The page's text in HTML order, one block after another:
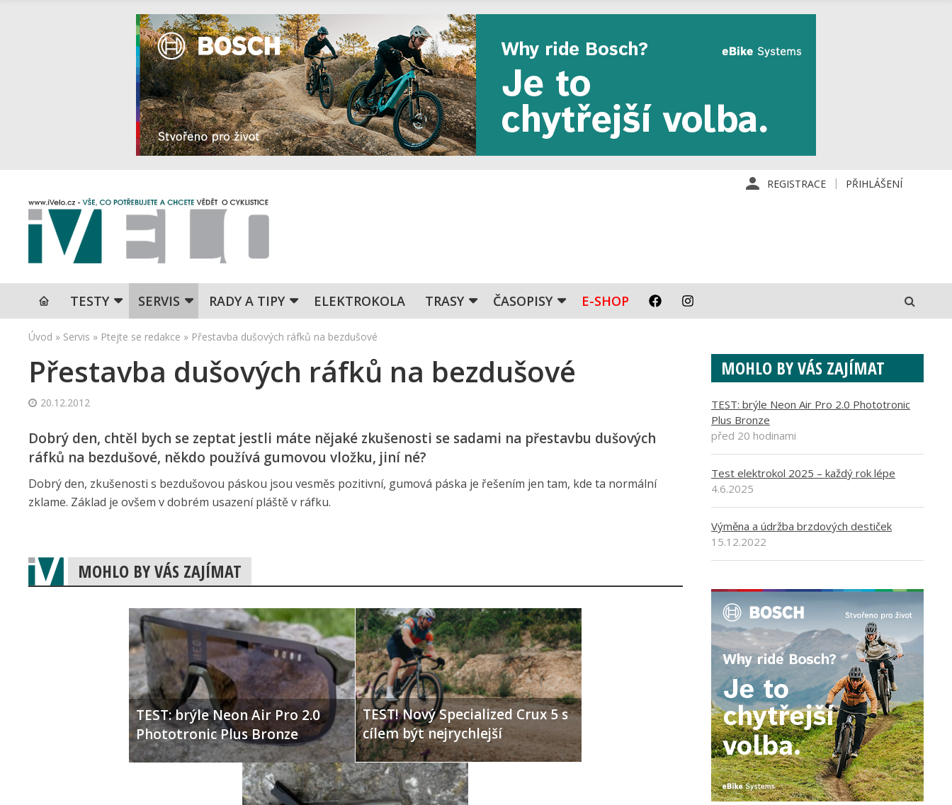
REGISTRACE PŘIHLÁŠENÍ
TESTY SERVIS RADY A TIPY ELEKTROKOLA TRASY ČASOPISY E-SHOP
Úvod » Servis » Ptejte se redakce » Přestavba dušových ráfků na bezdušové
Přestavba dušových ráfků na bezdušové
20.12.2012
Dobrý den, chtěl bych se zeptat jestli máte nějaké zkušenosti se sadami na přestavbu dušových
ráfků na bezdušové, někdo používá gumovou vložku, jiní né?
Dobrý den, zkušenosti s bezdušovou páskou jsou vesměs pozitivní, gumová páska je řešením jen tam, kde ta normální
zklame. Základ je ovšem v dobrém usazení pláště v ráfku.
MOHLO BY VÁS ZAJÍMAT
TEST: brýle Neon Air Pro 2.0
Phototronic Plus Bronze
TEST! Nový Specialized Crux 5 s
cílem být nejrychlejší
MOHLO BY VÁS ZAJÍMAT
TEST: brýle Neon Air Pro 2.0 Phototronic
Plus Bronze
před 20 hodinami
Test elektrokol 2025 – každý rok lépe
4.6.2025
Výměna a údržba brzdových destiček
15.12.2022